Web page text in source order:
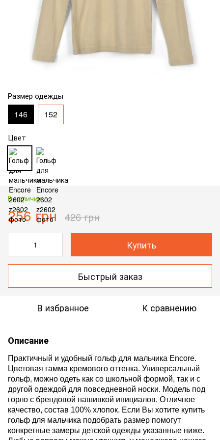
Размер одежды
146 152
Цвет
В наличии
256 грн 426 грн
Купить
Быстрый заказ
В избранное К сравнению
Описание
Практичный и удобный гольф для мальчика Encore.
Цветовая гамма кремового оттенка. Универсальный
гольф, можно одеть как со школьной формой, так и с
другой одеждой для повседневной носки. Модель под
горло с брендовой нашивкой инициалов. Отличное
качество, состав 100% хлопок. Если Вы хотите купить
гольф для мальчика подобрать размер помогут
конкретные замеры детской одежды указанные ниже.